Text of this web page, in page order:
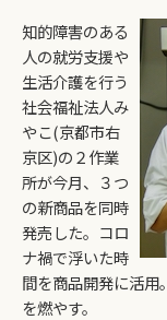
知的障害のある
人の就労支援や
生活介護を行う
社会福祉法人み
やこ(京都市右
京区)の２作業
所が今月、３つ
の新商品を同時
発売した。コロ
ナ禍で浮いた時
間を商品開発に活用
を燃やす。